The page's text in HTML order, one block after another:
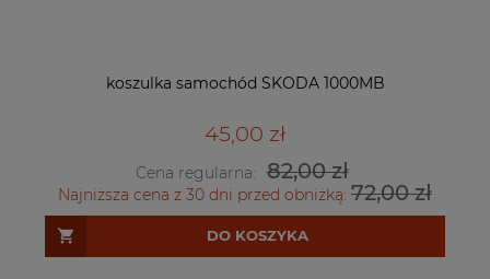
koszulka samochód SKODA 1000MB
45,00 zł
Cena regularna: 82,00 zł
Najniższa cena z 30 dni przed obniżką: 72,00 zł
DO KOSZYKA